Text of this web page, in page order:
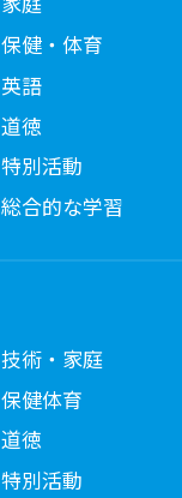
保健・体育
英語
道徳
特別活動
総合的な学習
技術・家庭
保健体育
道徳
特別活動